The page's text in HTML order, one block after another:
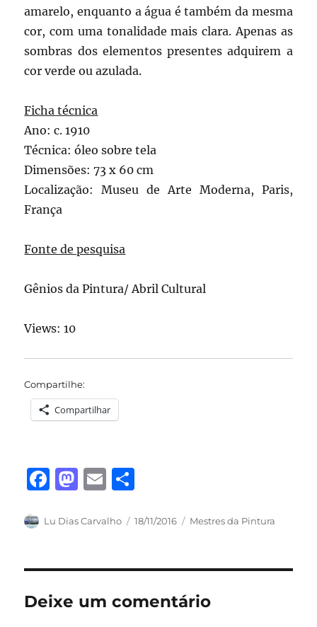
amarelo, enquanto a água é também da mesma
cor, com uma tonalidade mais clara. Apenas as
sombras dos elementos presentes adquirem a
cor verde ou azulada.
Ficha técnica
Ano: c. 1910
Técnica: óleo sobre tela
Dimensões: 73 x 60 cm
Localização: Museu de Arte Moderna, Paris,
França
Fonte de pesquisa
Gênios da Pintura/ Abril Cultural
Views: 10
Compartilhe:
Compartilhar
F
c
b
o
o
M
st
d
o
n
E
ai a
Autor
Lu Dias Carvalho
Publicado
18/11/2016 Categorias
Mestres da Pintura
Deixe um comentário